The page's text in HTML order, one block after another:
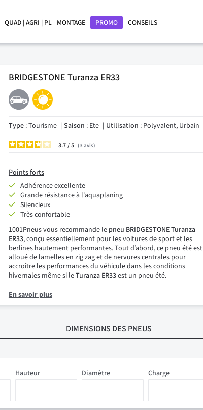
QUAD | AGRI | PL MONTAGE PROMO CONSEILS
BRIDGESTONE Turanza ER33
Type: Tourisme Saison : Ete Utilisation : Polyvalent, Urbain
3.7/ 3 avis
Points forts
Adhérence excellente
Grande résistance à l'aquaplaning
Silencieux
Très confortable
1001Pneus vous recommande le pneu BRIDGESTONE Turanza
ER33, conçu essentiellement pour les voitures de sport et les
berlines hautement performantes. Tout d’abord, ce pneu été est
alloué de lamelles en zig zag et de nervures centrales pour
accroître les performances du véhicule dans les conditions
hivernales même si leTuranza ER33est un pneu été.
En savoir plus
DIMENSIONS DES PNEUS
Diamètre
Hauteur Charge